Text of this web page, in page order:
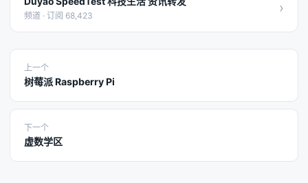
频道 · 订阅 68,423 ›
上一个
树莓派 Raspberry Pi
下一个
虚数学区